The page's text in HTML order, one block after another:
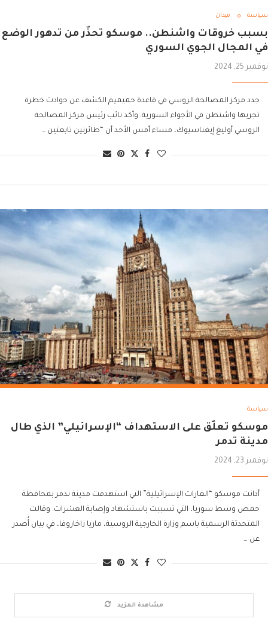
سياسة ميدان
بسبب خروقات واشنطن.. موسكو تحذّر من تدهور الوضع
في المجال الجوي السوري
نوفمبر 25, 2024
جدد مركز المصالحة الروسي في قاعدة حميميم الكشف عن حوادث خطرة
تجريها واشنطن في الأجواء السورية. وأكد نائب رئيس مركز المصالحة
الروسي أوليغ إيغناسيوك، مساء أمس الأحد أن “طائرتين تابعتين …
سياسة
موسكو تعلّق على الاستهداف “الإسرائيلي” الذي طال
مدينة تدمر
نوفمبر 23, 2024
أدانت موسكو “الغارات الإسرائيلية” التي استهدفت مدينة تدمر بمحافظة
حمص وسط سوريا، التي تسببت باستشهاد وإصابة العشرات. وقالت
المتحدثة الرسمية باسم وزارة الخارجية الروسية، ماريا زاخاروفا، في بيان أُصدر
عن …
مشاهدة المزيد